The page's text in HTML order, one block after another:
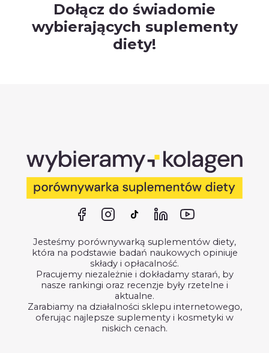
Dołącz do świadomie
wybierających suplementy
diety!
Jesteśmy porównywarką suplementów diety,
która na podstawie badań naukowych opiniuje
składy i opłacalność.
Pracujemy niezależnie i dokładamy starań, by
nasze rankingi oraz recenzje były rzetelne i
aktualne.
Zarabiamy na działalności sklepu internetowego,
oferując najlepsze suplementy i kosmetyki w
niskich cenach.